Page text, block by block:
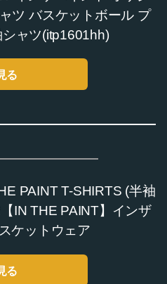
ツ バスケットボール プ
ャツ(itp1601hh)
る
PAINT T-SHIRTS (半袖
IN THE PAINT】インザ
ケットウェア
る